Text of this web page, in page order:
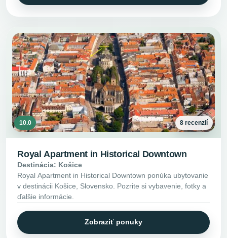
10.0 8 recenzií
Royal Apartment in Historical Downtown
Destinácia: Košice
Royal Apartment in Historical Downtown ponúka ubytovanie
v destinácii Košice, Slovensko. Pozrite si vybavenie, fotky a
ďalšie informácie.
Zobraziť ponuky